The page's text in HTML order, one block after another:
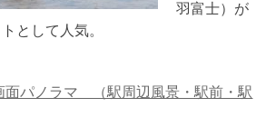
羽富士）が
として人気。
面パノラマ （駅周辺風景・駅前・駅